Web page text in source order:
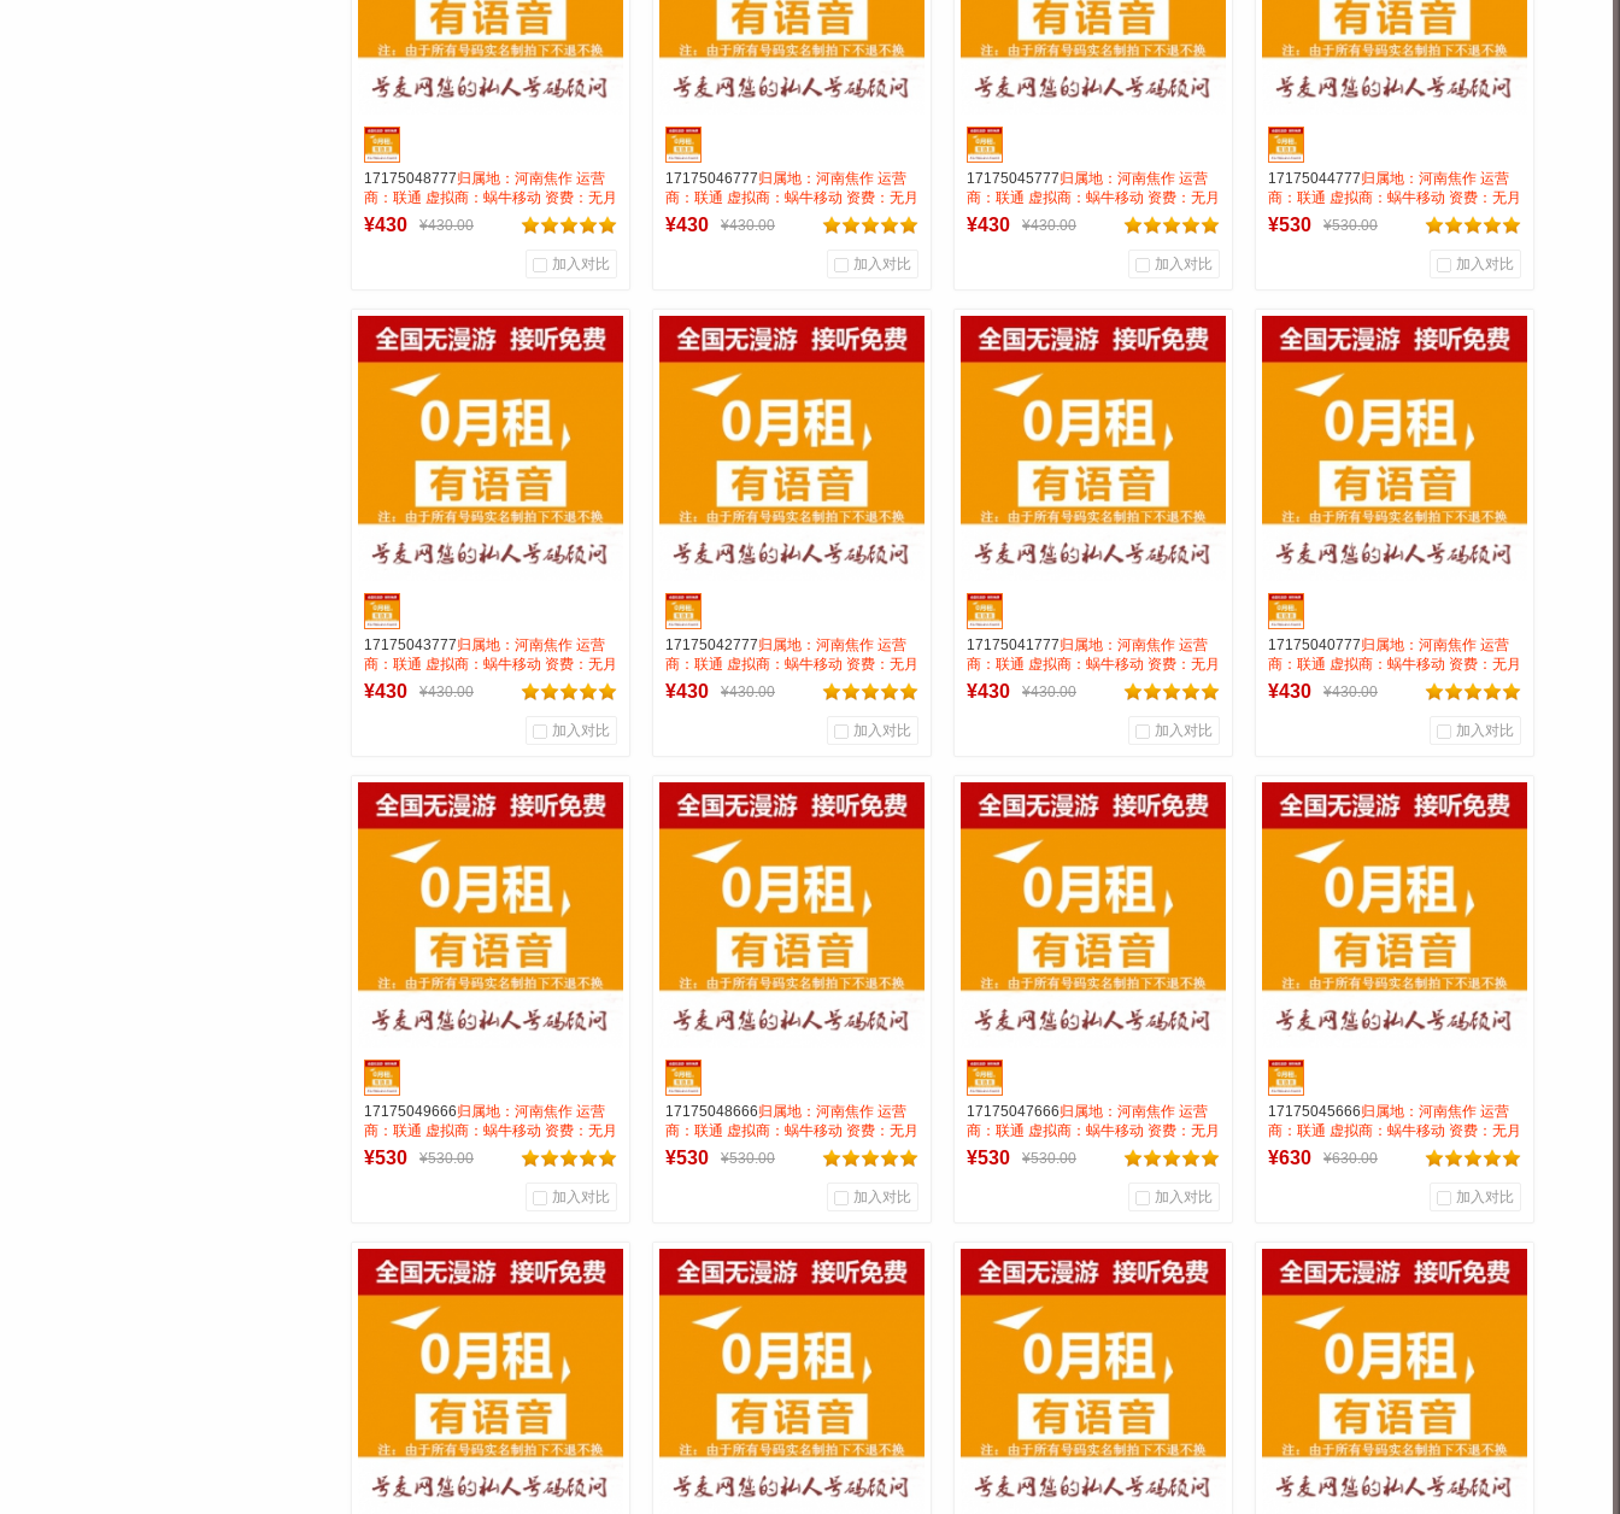
17175048777归属地：河南焦作 运营
商：联通 虚拟商：蜗牛移动 资费：无月
租全国无漫游长途市0.15 号码属性：
AAA靓号
¥430 ¥430.00
加入对比
商品销量
用户评论
到货通知
17175046777归属地：河南焦作 运营
商：联通 虚拟商：蜗牛移动 资费：无月
租全国无漫游长途市0.15 号码属性：
AAA靓号
¥430 ¥430.00
加入对比
商品销量
用户评论
到货通知
17175045777归属地：河南焦作 运营
商：联通 虚拟商：蜗牛移动 资费：无月
租全国无漫游长途市0.15 号码属性：
AAA靓号
¥430 ¥430.00
加入对比
商品销量
用户评论
到货通知
17175044777归属地：河南焦作 运营
商：联通 虚拟商：蜗牛移动 资费：无月
租全国无漫游长途市0.15 号码属性：
AAA靓号
¥530 ¥530.00
加入对比
商品销量
用户评论
到货通知
17175043777归属地：河南焦作 运营
商：联通 虚拟商：蜗牛移动 资费：无月
租全国无漫游长途市0.15 号码属性：
AAA靓号
¥430 ¥430.00
加入对比
商品销量
用户评论
到货通知
17175042777归属地：河南焦作 运营
商：联通 虚拟商：蜗牛移动 资费：无月
租全国无漫游长途市0.15 号码属性：
AAA靓号
¥430 ¥430.00
加入对比
商品销量
用户评论
到货通知
17175041777归属地：河南焦作 运营
商：联通 虚拟商：蜗牛移动 资费：无月
租全国无漫游长途市0.15 号码属性：
AAA靓号
¥430 ¥430.00
加入对比
商品销量
用户评论
到货通知
17175040777归属地：河南焦作 运营
商：联通 虚拟商：蜗牛移动 资费：无月
租全国无漫游长途市0.15 号码属性：
AAA靓号
¥430 ¥430.00
加入对比
商品销量
用户评论
到货通知
17175049666归属地：河南焦作 运营
商：联通 虚拟商：蜗牛移动 资费：无月
租全国无漫游长途市0.15 号码属性：
AAA靓号
¥530 ¥530.00
加入对比
商品销量
用户评论
到货通知
17175048666归属地：河南焦作 运营
商：联通 虚拟商：蜗牛移动 资费：无月
租全国无漫游长途市0.15 号码属性：
AAA靓号
¥530 ¥530.00
加入对比
商品销量
用户评论
到货通知
17175047666归属地：河南焦作 运营
商：联通 虚拟商：蜗牛移动 资费：无月
租全国无漫游长途市0.15 号码属性：
AAA靓号
¥530 ¥530.00
加入对比
商品销量
用户评论
到货通知
17175045666归属地：河南焦作 运营
商：联通 虚拟商：蜗牛移动 资费：无月
租全国无漫游长途市0.15 号码属性：
AAA靓号
¥630 ¥630.00
加入对比
商品销量
用户评论
到货通知